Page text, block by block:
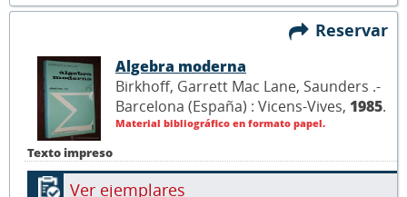
Reservar
Texto impreso
Algebra moderna
Birkhoff, Garrett Mac Lane, Saunders .-
Barcelona (España) : Vicens-Vives, 1985.
Material bibliográfico en formato papel.
Ver ejemplares